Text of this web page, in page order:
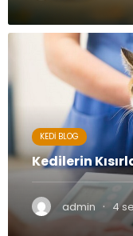
KEDI BLOG
Kedilerin
admin · 4